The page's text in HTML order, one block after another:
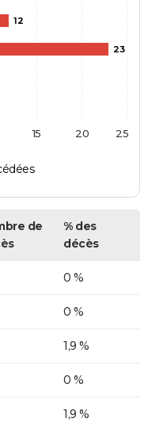
12
23
15 20 25
de
% des
décès
0 %
0 %
1,9 %
0 %
1,9 %